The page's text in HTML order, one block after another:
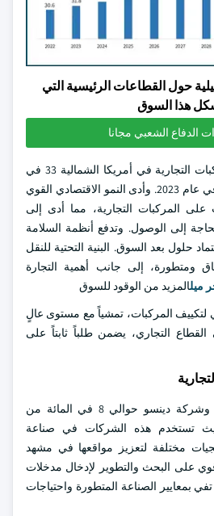
حول القطاعات الرئيسية التي
هذا السوق
الدفاع الشعبي مجانا
وشكلت سوق دخول المركبات التجارية في أمريكا الشمالية 33 في
المائة من حصة الإيرادات في عام 2023. وأدى النمو الاقتصادي القوي
على المركبات التجارية، مما أدى إلى
إلى الوصول. وتدفع أنظمة السلامة
حلول بعد السوق. البنية التحتية للنقل
ومتطورة، إلى جانب أهمية التجارة
ميلالمزيد من الوقود للسوق
لتكييف المركبات، تمشياً مع مستوى عالٍ
التجاري، يضمن طلباً ثابتاً على
ويملك روبرت بوش غمبه وشركة دينسو حوالي 8 في المائة من
تستخدم هذه الشركات في صناعة
مختلفة لتعزيز مواقعها في مشهد
على البحث والتطوير لإدخال مدخلات
بمعايير الصناعة المتطورة واحتياجات